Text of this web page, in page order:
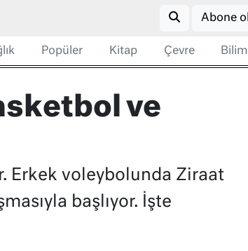
Abone ol
Popüler Kitap Çevre Bilim
ve
Erkek voleybolunda Ziraat
başlıyor. İşte